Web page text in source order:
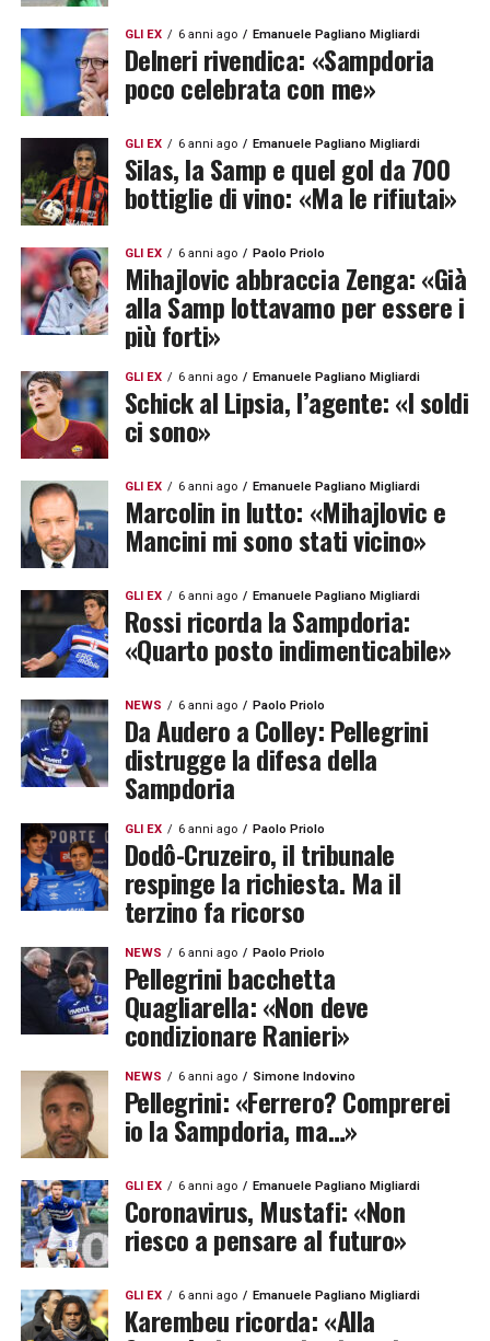
GLI EX 6 anni ago Emanuele Pagliano Migliardi
Delneri rivendica: «Sampdoria
poco celebrata con me»
GLI EX 6 anni ago Emanuele Pagliano Migliardi
Silas, la Samp e quel gol da 700
bottiglie di vino: «Ma le rifiutai»
GLI EX 6 anni ago Paolo Priolo
Mihajlovic abbraccia Zenga: «Già
alla Samp lottavamo per essere i
più forti»
GLI EX 6 anni ago Emanuele Pagliano Migliardi
Schick al Lipsia, l’agente: «I soldi
ci sono»
GLI EX 6 anni ago Emanuele Pagliano Migliardi
Marcolin in lutto: «Mihajlovic e
Mancini mi sono stati vicino»
GLI EX 6 anni ago Emanuele Pagliano Migliardi
Rossi ricorda la Sampdoria:
«Quarto posto indimenticabile»
NEWS 6 anni ago Paolo Priolo
Da Audero a Colley: Pellegrini
distrugge la difesa della
Sampdoria
GLI EX 6 anni ago Paolo Priolo
Dodô-Cruzeiro, il tribunale
respinge la richiesta. Ma il
terzino fa ricorso
NEWS 6 anni ago Paolo Priolo
Pellegrini bacchetta
Quagliarella: «Non deve
condizionare Ranieri»
NEWS 6 anni ago Simone Indovino
Pellegrini: «Ferrero? Comprerei
io la Sampdoria, ma…»
GLI EX 6 anni ago Emanuele Pagliano Migliardi
Coronavirus, Mustafi: «Non
riesco a pensare al futuro»
GLI EX 6 anni ago Emanuele Pagliano Migliardi
Karembeu ricorda: «Alla